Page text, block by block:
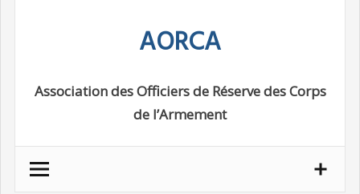
AORCA
Association des Officiers de Réserve des Corps
de l’Armement